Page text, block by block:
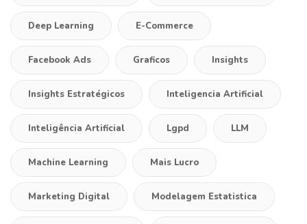
Deep Learning E-Commerce
Facebook Ads Graficos Insights
Insights Estratégicos Inteligencia Artificial
Inteligência Artificial Lgpd LLM
Machine Learning Mais Lucro
Marketing Digital Modelagem Estatistica